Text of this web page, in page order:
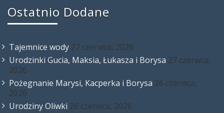
Ostatnio Dodane
Tajemnice wody 27 czerwca, 2026
Urodzinki Gucia, Maksia, Łukasza i Borysa 27 czerwca,
2026
Pożegnanie Marysi, Kacperka i Borysa 26 czerwca,
2026
Urodziny Oliwki 26 czerwca, 2026